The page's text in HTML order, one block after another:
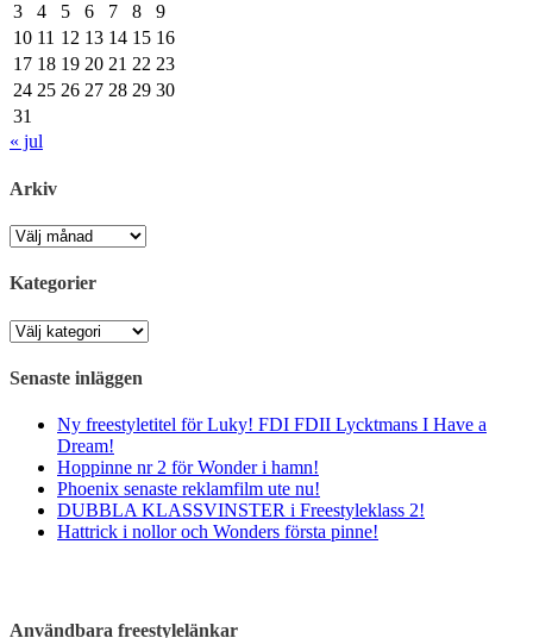
3
4 5 6 7 8
9
10 11 12 13 14 15 16
17 18 19 20 21 22 23
24 25 26 27 28 29 30
31
« jul
Arkiv
Arkiv
Kategorier
Kategorier
Senaste inläggen
Ny freestyletitel för Luky! FDI FDII Lycktmans I Have a
Dream!
Hoppinne nr 2 för Wonder i hamn!
Phoenix senaste reklamfilm ute nu!
DUBBLA KLASSVINSTER i Freestyleklass 2!
Hattrick i nollor och Wonders första pinne!
Användbara freestylelänkar